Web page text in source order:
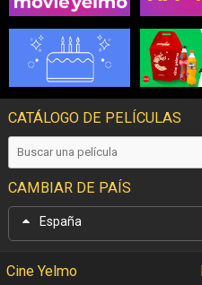
CATÁLOGO DE PELÍCULAS
CAMBIAR DE PAÍS
España
Cine Yelmo